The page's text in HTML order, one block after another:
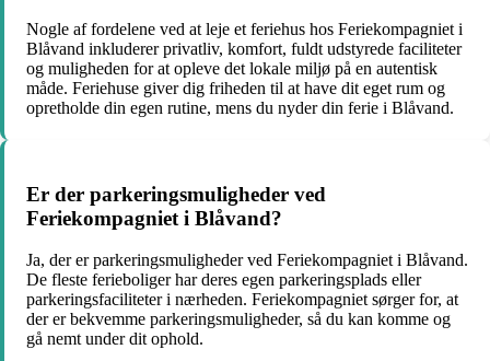
Nogle af fordelene ved at leje et feriehus hos Feriekompagniet i
Blåvand inkluderer privatliv, komfort, fuldt udstyrede faciliteter
og muligheden for at opleve det lokale miljø på en autentisk
måde. Feriehuse giver dig friheden til at have dit eget rum og
opretholde din egen rutine, mens du nyder din ferie i Blåvand.
Er der parkeringsmuligheder ved
Feriekompagniet i Blåvand?
Ja, der er parkeringsmuligheder ved Feriekompagniet i Blåvand.
De fleste ferieboliger har deres egen parkeringsplads eller
parkeringsfaciliteter i nærheden. Feriekompagniet sørger for, at
der er bekvemme parkeringsmuligheder, så du kan komme og
gå nemt under dit ophold.